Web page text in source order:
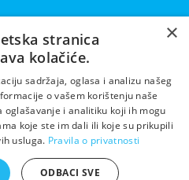
mrižu svoju!
×
stranica
kolačiće.
sadržaja, oglasa i analizu našeg
o vašem korištenju naše
i analitiku koji ih mogu
koje ste im dali ili koje su prikupili
usluga. Pravila o privatnosti
ODBACI SVE